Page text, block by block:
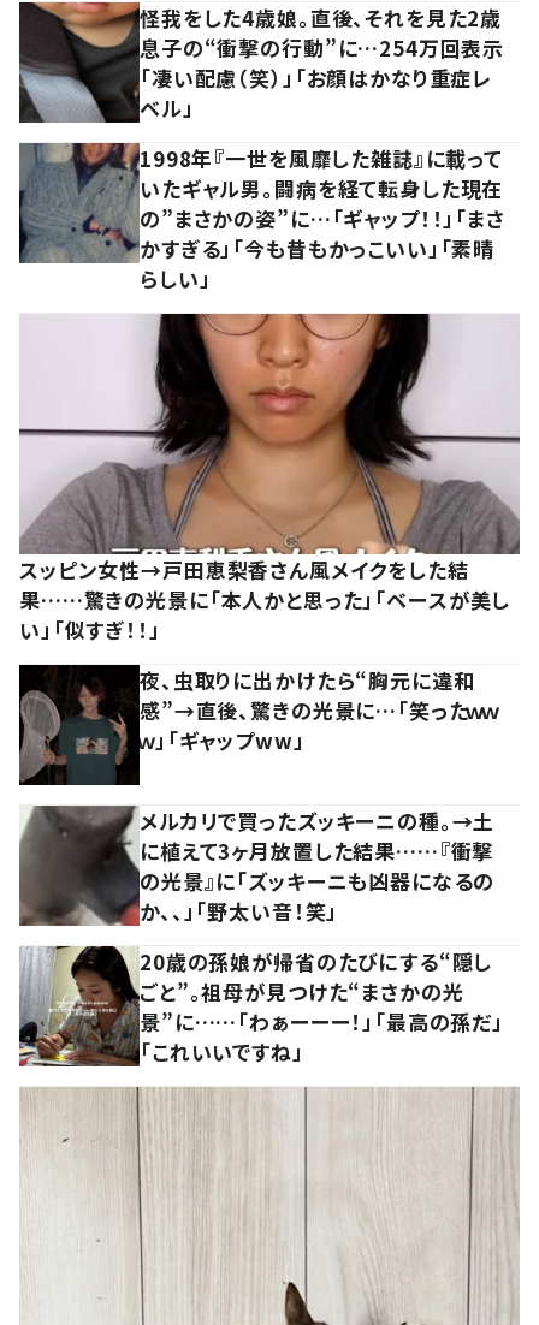
怪我をした4歳娘。直後、それを見た2歳
息子の“衝撃の行動”に…254万回表示
「凄い配慮（笑）」「お顔はかなり重症レ
ベル」
1998年『一世を風靡した雑誌』に載って
いたギャル男。闘病を経て転身した現在
の”まさかの姿”に…「ギャップ！！」「まさ
かすぎる」「今も昔もかっこいい」「素晴
らしい」
スッピン女性→戸田恵梨香さん風メイクをした結
果……驚きの光景に「本人かと思った」「ベースが美し
い」「似すぎ！！」
夜、虫取りに出かけたら“胸元に違和
感”→直後、驚きの光景に…「笑ったｗｗ
ｗ」「ギャップww」
メルカリで買ったズッキーニの種。→土
に植えて3ヶ月放置した結果……『衝撃
の光景』に「ズッキーニも凶器になるの
か、、」「野太い音！笑」
20歳の孫娘が帰省のたびにする“隠し
ごと”。祖母が見つけた“まさかの光
景”に……「わぁーーー！」「最高の孫だ」
「これいいですね」